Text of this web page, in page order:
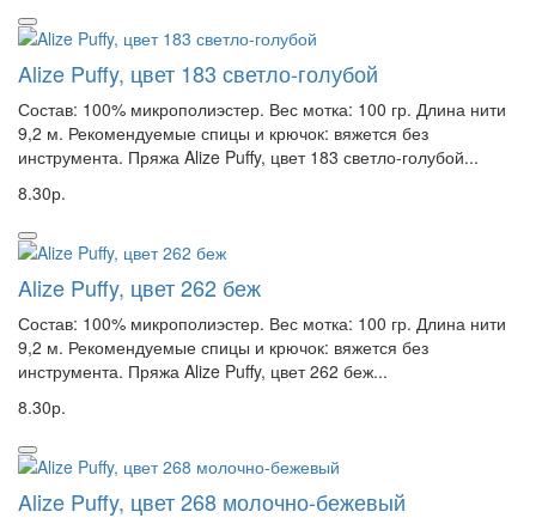
Alize Puffy, цвет 183 светло-голубой
Состав: 100% микрополиэстер. Вес мотка: 100 гр. Длина нити
9,2 м. Рекомендуемые спицы и крючок: вяжется без
инструмента. Пряжа Alize Puffy, цвет 183 светло-голубой...
8.30р.
Alize Puffy, цвет 262 беж
Состав: 100% микрополиэстер. Вес мотка: 100 гр. Длина нити
9,2 м. Рекомендуемые спицы и крючок: вяжется без
инструмента. Пряжа Alize Puffy, цвет 262 беж...
8.30р.
Alize Puffy, цвет 268 молочно-бежевый